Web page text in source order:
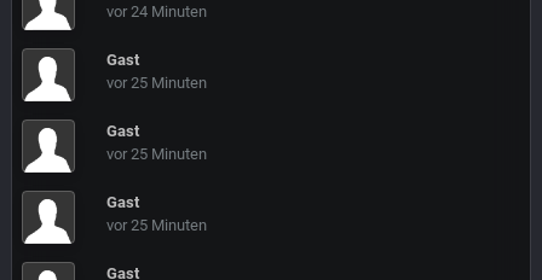
vor 24 Minuten
Gast
vor 25 Minuten
Gast
vor 25 Minuten
Gast
vor 25 Minuten
Gast